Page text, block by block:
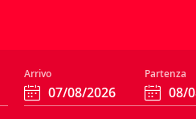
Arrivo Partenza